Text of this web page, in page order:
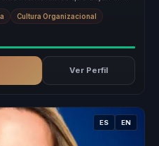
Cultura Organizacional
Ver Perfil
ES EN